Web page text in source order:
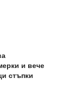
и вече
стъпки